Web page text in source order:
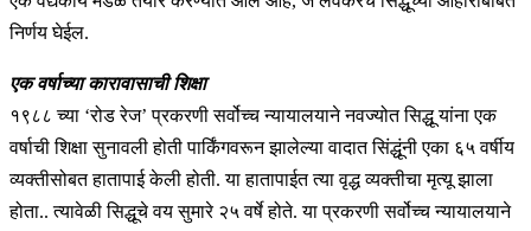
निर्णय घेईल.
एक वर्षाच्या कारावासाची शिक्षा
१९८८ च्या ‘रोड रेज’ प्रकरणी सर्वोच्च न्यायालयाने नवज्योत सिद्धू यांना एक
वर्षाची शिक्षा सुनावली होती पार्किंगवरून झालेल्या वादात सिंद्धूंनी एका ६५ वर्षीय
व्यक्तीसोबत हातापाई केली होती. या हातापाईत त्या वृद्ध व्यक्तीचा मृत्यू झाला
होता.. त्यावेळी सिद्धूचे वय सुमारे २५ वर्षे होते. या प्रकरणी सर्वोच्च न्यायालयाने